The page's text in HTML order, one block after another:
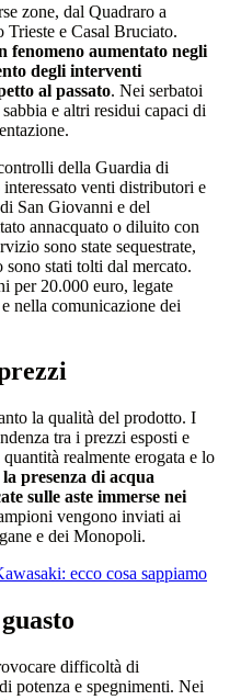
zone, dal Quadraro a
Trieste e Casal Bruciato.
fenomeno aumentato negli
degli interventi
al passato. Nei serbatoi
e altri residui capaci di
della Guardia di
venti distributori e
San Giovanni e del
annacquato o diluito con
sono state sequestrate,
stati tolti dal mercato.
per 20.000 euro, legate
nella comunicazione dei
la qualità del prodotto. I
tra i prezzi esposti e
realmente erogata e lo
presenza di acqua
sulle aste immerse nei
vengono inviati ai
e dei Monopoli.
ecco cosa sappiamo
difficoltà di
potenza e spegnimenti. Nei